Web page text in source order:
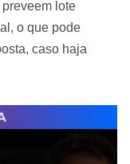
lote
o que pode
caso haja